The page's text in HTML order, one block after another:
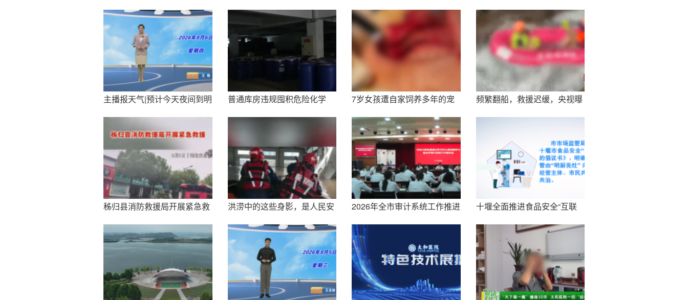
红
非遗拓富路
“三夏”生产
市人民医院康复医学科脑机接
口示范病房正式启用
主播报天气|预计今天夜间到明
天 多云有分散阵雨或雷阵雨
普通库房违规囤积危险化学
品，主要负责人一问三不知
7岁女孩遭自家饲养多年的宠
物狗突袭，面部被咬伤10多
处，嘴唇被撕裂
频繁翻船，救援迟缓，央视曝
光网红漂流乱象
秭归县消防救援局开展紧急救
援
洪涝中的这些身影，是人民安
全感的来源！辛苦了
2026年全市审计系统工作推进
会召开
十堰全面推进食品安全“互联
网+AI监管”工作